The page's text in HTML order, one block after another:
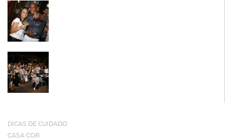
DICAS DE CUIDADO
CASA COR